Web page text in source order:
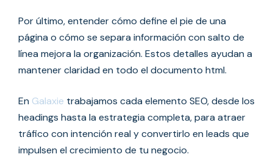
Por último, entender cómo define el pie de una
página o cómo se separa información con salto de
línea mejora la organización. Estos detalles ayudan a
mantener claridad en todo el documento html.
En Galaxie trabajamos cada elemento SEO, desde los
headings hasta la estrategia completa, para atraer
tráfico con intención real y convertirlo en leads que
impulsen el crecimiento de tu negocio.